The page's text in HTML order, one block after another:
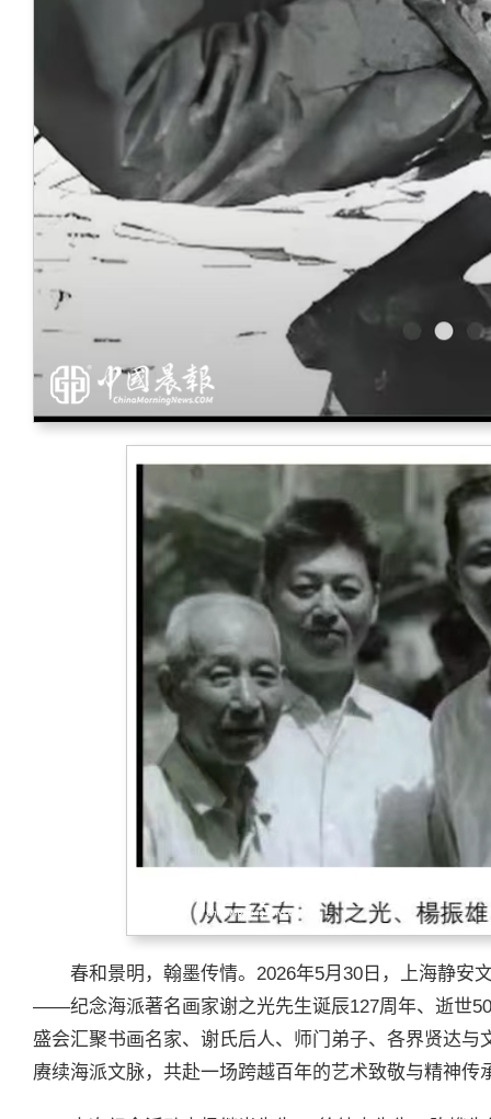
春和景明，翰墨传情。2026年5月30日，上海静安
——纪念海派著名画家谢之光先生诞辰127周年、逝世
盛会汇聚书画名家、谢氏后人、师门弟子、各界贤达
赓续海派文脉，共赴一场跨越百年的艺术致敬与精神传